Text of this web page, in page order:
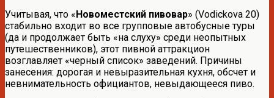
Учитывая, что «Новоместский пивовар» (Vodickova 20)
стабильно входит во все групповые автобусные туры
(да и продолжает быть «на слуху» среди неопытных
путешественников), этот пивной аттракцион
возглавляет «черный список» заведений. Причины
занесения: дорогая и невыразительная кухня, обсчет и
невнимательность официантов, невыдающееся пиво.